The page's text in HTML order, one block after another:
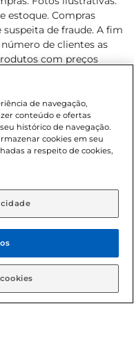
estoque. Compras
de fraude. A fim
de clientes as
com preços
são exclusivos para
de hoje, podendo
Proibida a venda
de 18 anos, conforme
da Criança e do
para o
compras on-line é de
os direitos
de navegação,
conteúdo e ofertas
histórico de navegação.
cookies em seu
a respeito de cookies,